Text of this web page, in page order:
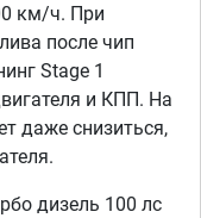
км/ч. При
после чип
Stage 1
и КПП. На
даже снизиться,
дизель 100 лс